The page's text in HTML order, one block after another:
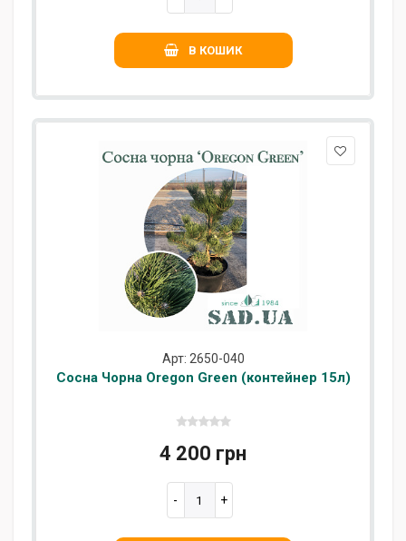
В КОШИК
Арт: 2650-040
Сосна Чорна Oregon Green (контейнер 15л)
4 200 грн